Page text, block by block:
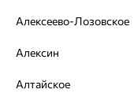
Проба:925
Страна происхождения:
Вид покрытия:
Алексеево-Лозовское
Алексин
Алтайское